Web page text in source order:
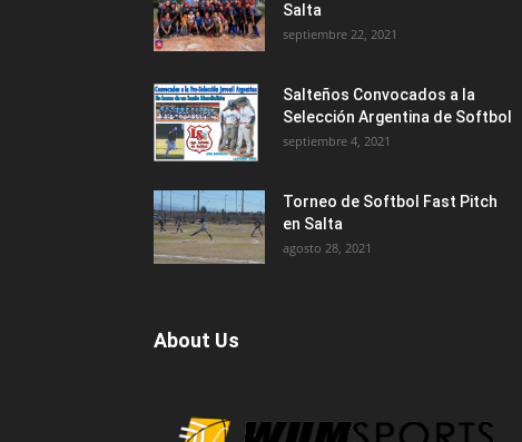
Salta
septiembre 22, 2021
Salteños Convocados a la
Selección Argentina de Softbol
septiembre 4, 2021
Torneo de Softbol Fast Pitch
en Salta
agosto 28, 2021
About Us